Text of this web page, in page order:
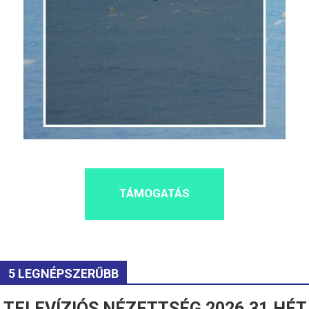
TÁMOGATÁS
5 LEGNÉPSZERŰBB